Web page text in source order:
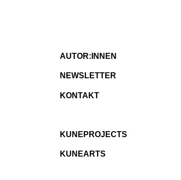
AUTOR:INNEN
NEWSLETTER
KONTAKT
KUNEPROJECTS
KUNEARTS